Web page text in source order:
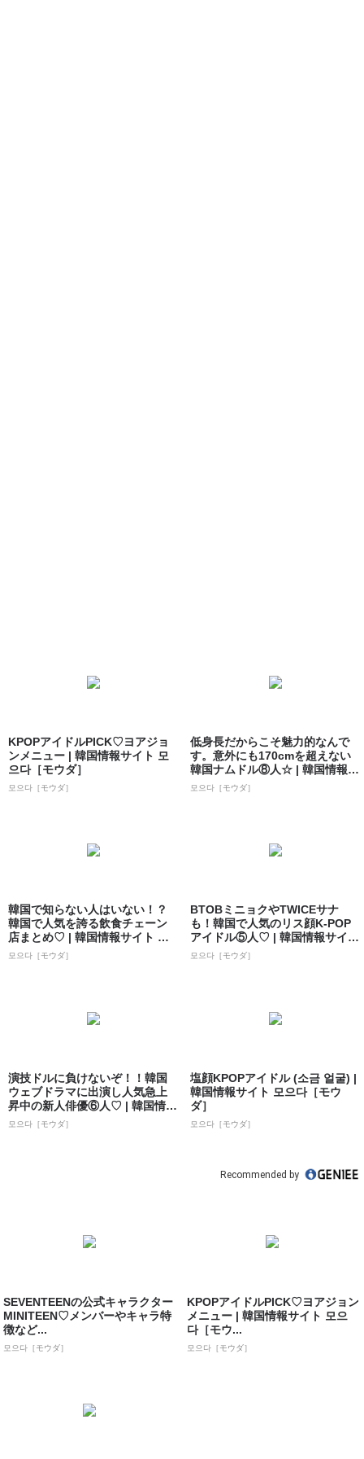
KPOPアイドルPICK♡ヨアジョ
ンメニュー | 韓国情報サイト 모
으다［モウダ］
모으다［モウダ］
低身長だからこそ魅力的なんで
す。意外にも170cmを超えない
韓国ナムドル⑧人☆ | 韓国情報サ
イト...
모으다［モウダ］
韓国で知らない人はいない！？
韓国で人気を誇る飲食チェーン
店まとめ♡ | 韓国情報サイト 모
으다［モ...
모으다［モウダ］
BTOBミニョクやTWICEサナ
も！韓国で人気のリス顔K-POP
アイドル⑤人♡ | 韓国情報サイ
ト...
모으다［モウダ］
演技ドルに負けないぞ！！韓国
ウェブドラマに出演し人気急上
昇中の新人俳優⑥人♡ | 韓国情報
サイト ...
모으다［モウダ］
塩顔KPOPアイドル (소금 얼굴) |
韓国情報サイト 모으다［モウ
ダ］
모으다［モウダ］
Recommended by
SEVENTEENの公式キャラクター
MINITEEN♡メンバーやキャラ特
徴など...
모으다［モウダ］
KPOPアイドルPICK♡ヨアジョン
メニュー | 韓国情報サイト 모으
다［モウ...
모으다［モウダ］